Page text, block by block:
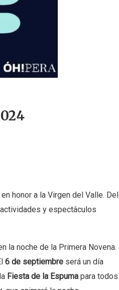
honor a la Virgen del Valle. Del
y espectáculos
la noche de la Primera Novena.
6 de septiembre será un día
Fiesta de la Espuma para todos